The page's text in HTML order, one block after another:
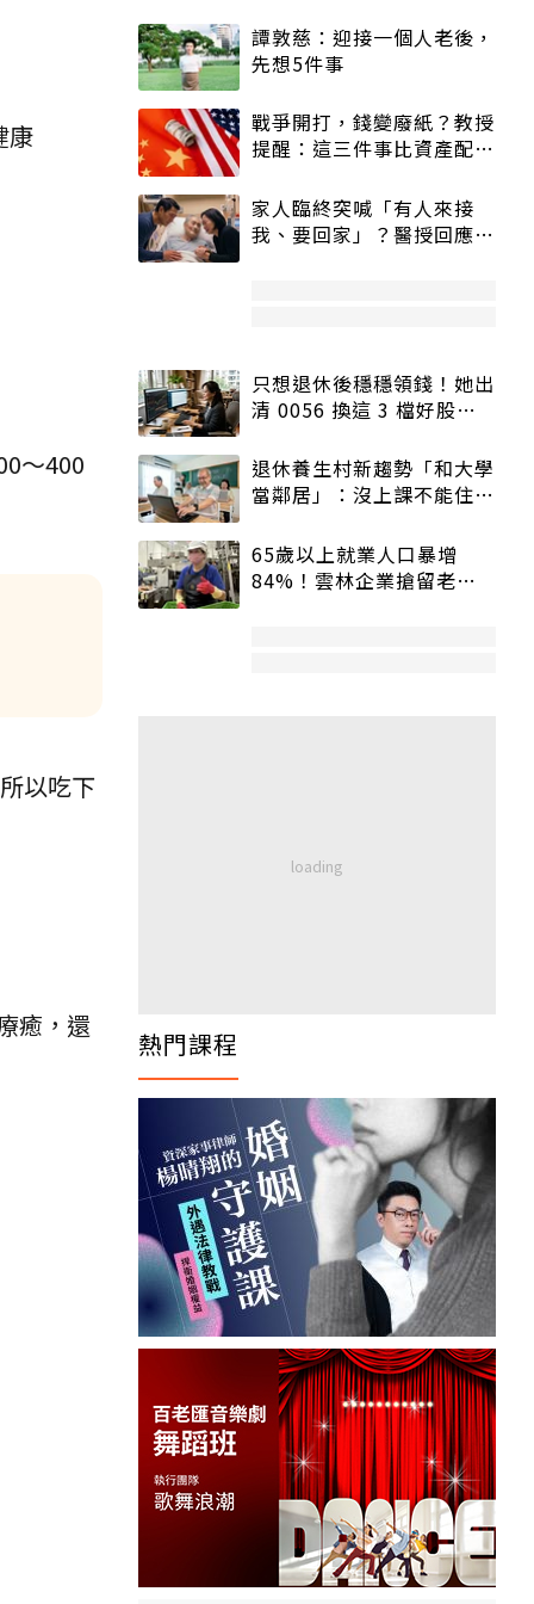
康
～400
以吃下
癒，還
譚敦慈：迎接一個人老後，
先想5件事
戰爭開打，錢變廢紙？教授
提醒：這三件事比資產配置
家人臨終突喊「有人來接
我、要回家」？醫授回應方
只想退休後穩穩領錢！她出
清 0056 換這 3 檔好股：
退休養生村新趨勢「和大學
當鄰居」：沒上課不能住、
65歲以上就業人口暴增
84%！雲林企業搶留老員
熱門課程